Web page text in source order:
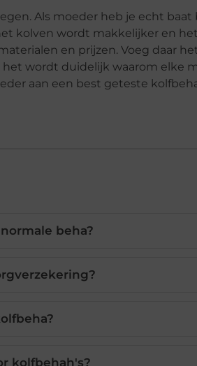
Als moeder heb je echt baat
kolven wordt makkelijker en
en prijzen. Voeg daar
wordt duidelijk waarom elke
aan een best geteste
beha?
kolfbehah's?